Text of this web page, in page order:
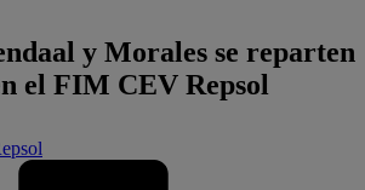
y Morales se reparten
el FIM CEV Repsol